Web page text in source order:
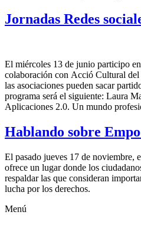
Jornadas Redes
El miércoles 13 de junio participo
colaboración con Acció Cultural del
las asociaciones pueden sacar
programa será el siguiente: Laura
Aplicaciones 2.0. Un mundo
Hablando sobre
El pasado jueves 17 de noviembre,
ofrece un lugar donde los
respaldar las que consideran
lucha por los derechos.
Menú